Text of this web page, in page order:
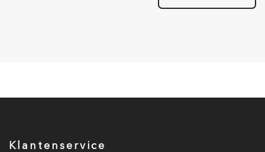
Klantenservice